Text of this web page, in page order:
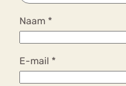
Naam *
E-mail *